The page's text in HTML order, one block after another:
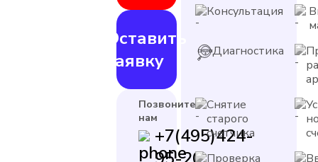
Консультация
Диагностика
Снятие
старого
счетчика
Проверка
Оставить
заявку
Позвоните
нам
+7(495)424-